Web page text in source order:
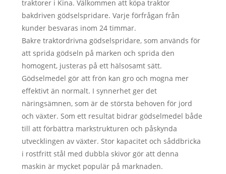
traktorer i Kina. Välkommen att köpa traktor
bakdriven gödselspridare. Varje förfrågan från
kunder besvaras inom 24 timmar.
Bakre traktordrivna gödselspridare, som används för
att sprida gödseln på marken och sprida den
homogent, justeras på ett hälsosamt sätt.
Gödselmedel gör att frön kan gro och mogna mer
effektivt än normalt. I synnerhet ger det
näringsämnen, som är de största behoven för jord
och växter. Som ett resultat bidrar gödselmedel både
till att förbättra markstrukturen och påskynda
utvecklingen av växter. Stor kapacitet och såddbricka
i rostfritt stål med dubbla skivor gör att denna
maskin är mycket populär på marknaden.